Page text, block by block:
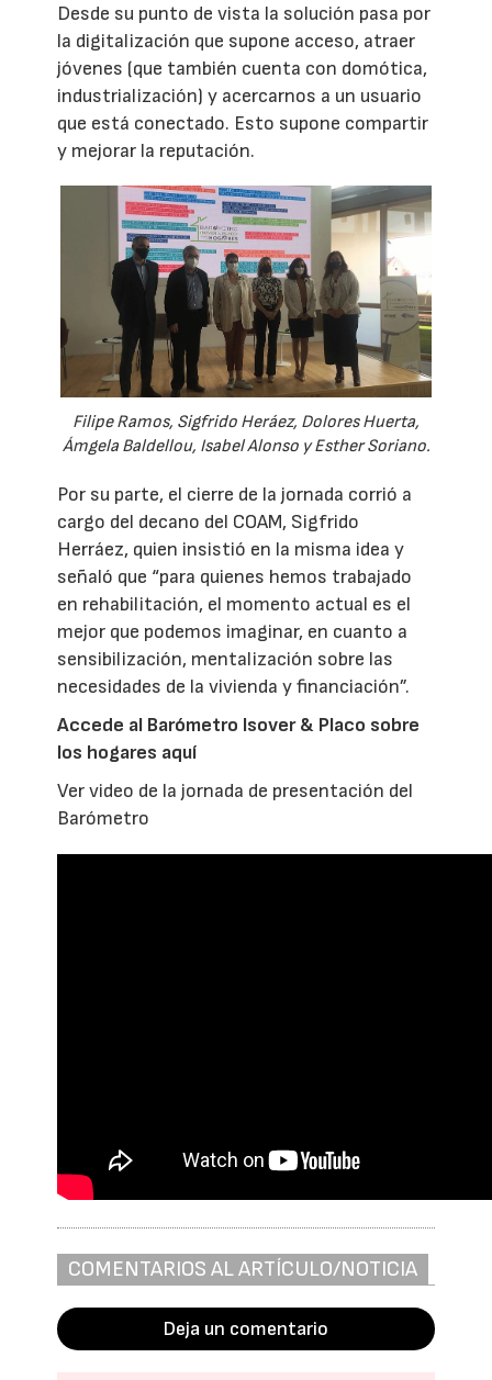
Desde su punto de vista la solución pasa por
la digitalización que supone acceso, atraer
jóvenes (que también cuenta con domótica,
industrialización) y acercarnos a un usuario
que está conectado. Esto supone compartir
y mejorar la reputación.
Filipe Ramos, Sigfrido Heráez, Dolores Huerta,
Ámgela Baldellou, Isabel Alonso y Esther Soriano.
Por su parte, el cierre de la jornada corrió a
cargo del decano del COAM, Sigfrido
Herráez, quien insistió en la misma idea y
señaló que “para quienes hemos trabajado
en rehabilitación, el momento actual es el
mejor que podemos imaginar, en cuanto a
sensibilización, mentalización sobre las
necesidades de la vivienda y financiación”.
Accede al Barómetro Isover & Placo sobre
los hogares aquí
Ver video de la jornada de presentación del
Barómetro
COMENTARIOS AL ARTÍCULO/NOTICIA
Deja un comentario